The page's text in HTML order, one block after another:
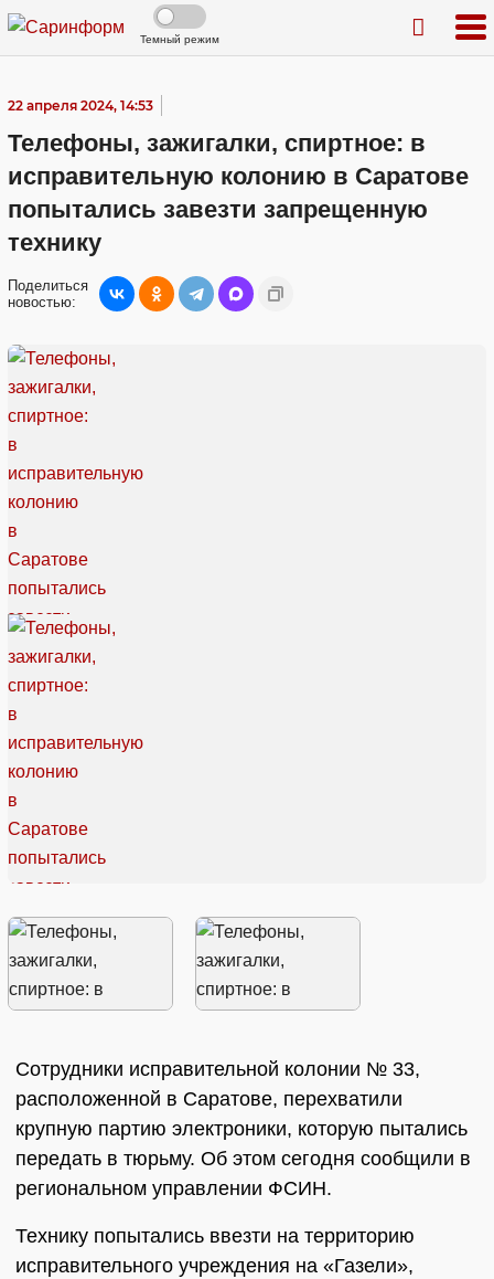
Темный режим
22 апреля 2024, 14:53
Телефоны, зажигалки, спиртное: в
исправительную колонию в Саратове
попытались завезти запрещенную
технику
Поделиться
новостью:
Сотрудники исправительной колонии № 33,
расположенной в Саратове, перехватили
крупную партию электроники, которую пытались
передать в тюрьму. Об этом сегодня сообщили в
региональном управлении ФСИН.
Технику попытались ввезти на территорию
исправительного учреждения на «Газели»,